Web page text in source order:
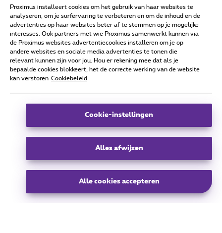
Proximus Real Estate
Koning Albert II Laan 27,
1030 Schaarbeek
info@proximusrealestate.com
groep
Algemene voorwaarden, consumenteninfo en privacy
Deze website is ontwikkeld en wordt beheerd conform het Belgisch recht
Proximus installeert cookies om het gebruik van haar websites te
analyseren, om je surfervaring te verbeteren en om de inhoud en de
advertenties op haar websites beter af te stemmen op je mogelijke
interesses. Ook partners met wie Proximus samenwerkt kunnen via
de Proximus websites advertentiecookies installeren om je op
andere websites en sociale media advertenties te tonen die
relevant kunnen zijn voor jou. Hou er rekening mee dat als je
bepaalde cookies blokkeert, het de correcte werking van de website
kan verstoren Cookiebeleid
Cookie-instellingen
Alles afwijzen
Alle cookies accepteren